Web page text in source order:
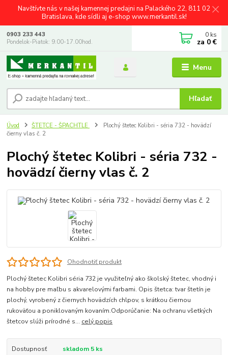
Navštívte nás v našej kamennej predajni na Palackého 22, 811 02
Bratislava, kde sídli aj e-shop www.merkantil.sk!
Menu
Hľadať
0903 233 443
Pondelok-Piatok: 9.00-17.00hod.
0 ks
za 0 €
Úvod ŠTETCE - ŠPACHTLE
Plochý štetec Kolibri - séria 732 - hovädzí
čierny vlas č. 2
Plochý štetec Kolibri - séria 732 -
hovädzí čierny vlas č. 2
Ohodnotiť produkt
Plochý štetec Kolibri séria 732 je využiteľný ako školský štetec, vhodný i
na hobby pre maľbu s akvarelovými farbami. Opis štetca: tvar štetín je
plochý, vyrobený z čiernych hovädzích chlpov, s krátkou čiernou
rukoväťou a poniklovaným kovaním.Odporúčanie: Na ochranu všetkých
štetcov slúži prírodné s... celý popis
Dostupnosť skladom 5 ks